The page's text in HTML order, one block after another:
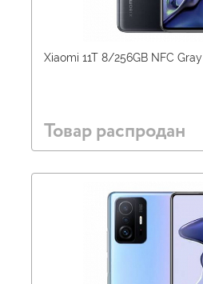
Xiaomi 11T 8/256GB NFC Gray
Товар распродан